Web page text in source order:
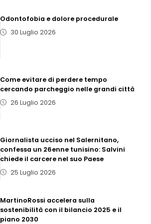
Odontofobia e dolore procedurale
30 Luglio 2026
Come evitare di perdere tempo
cercando parcheggio nelle grandi città
26 Luglio 2026
Giornalista ucciso nel Salernitano,
confessa un 26enne tunisino: Salvini
chiede il carcere nel suo Paese
25 Luglio 2026
MartinoRossi accelera sulla
sostenibilità con il bilancio 2025 e il
piano 2030